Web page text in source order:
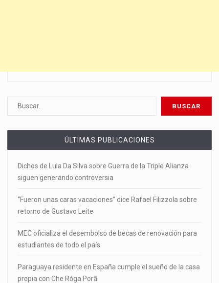
ÚLTIMAS PUBLICACIONES
Dichos de Lula Da Silva sobre Guerra de la Triple Alianza
siguen generando controversia
“Fueron unas caras vacaciones” dice Rafael Filizzola sobre
retorno de Gustavo Leite
MEC oficializa el desembolso de becas de renovación para
estudiantes de todo el país
Paraguaya residente en España cumple el sueño de la casa
propia con Che Róga Porã